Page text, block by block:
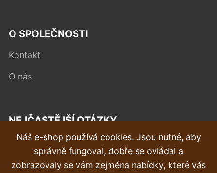
O SPOLEČNOSTI
Kontakt
O nás
NEJČASTĚJŠÍ OTÁZKY
Reklamace
Doprava a doručení
Náš e-shop používá cookies. Jsou nutné, aby
správně fungoval, dobře se ovládal a
zobrazovaly se vám zejména nabídky, které vás